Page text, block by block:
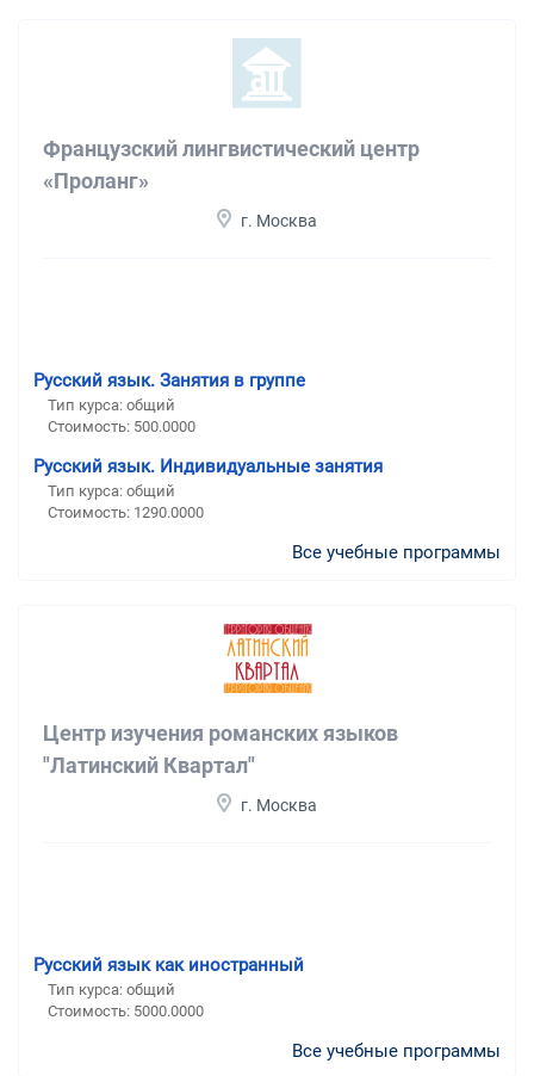
Французский лингвистический центр
«Проланг»
г. Москва
Русский язык. Занятия в группе
Тип курса: общий
Стоимость: 500.0000
Русский язык. Индивидуальные занятия
Тип курса: общий
Стоимость: 1290.0000
Все учебные программы
Центр изучения романских языков
"Латинский Квартал"
г. Москва
Русский язык как иностранный
Тип курса: общий
Стоимость: 5000.0000
Все учебные программы